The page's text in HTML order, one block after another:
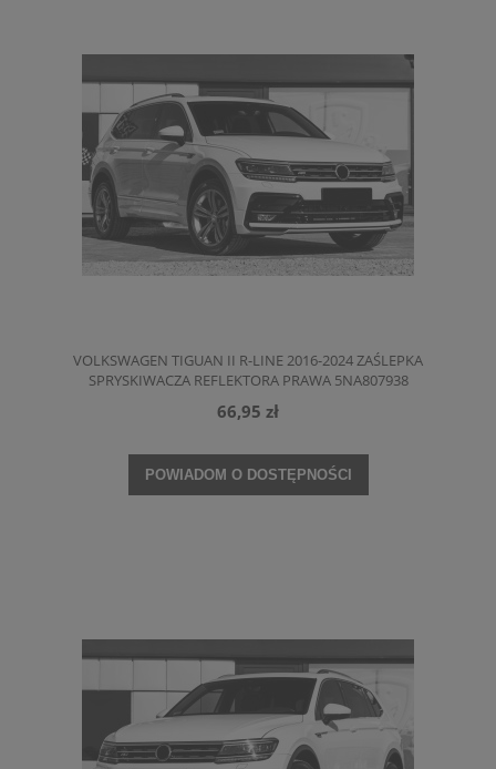
VOLKSWAGEN TIGUAN II R-LINE 2016-2024 ZAŚLEPKA
SPRYSKIWACZA REFLEKTORA PRAWA 5NA807938
66,95 zł
POWIADOM O DOSTĘPNOŚCI